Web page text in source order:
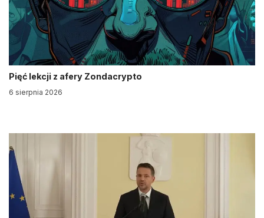
Pięć lekcji z afery Zondacrypto
6 sierpnia 2026